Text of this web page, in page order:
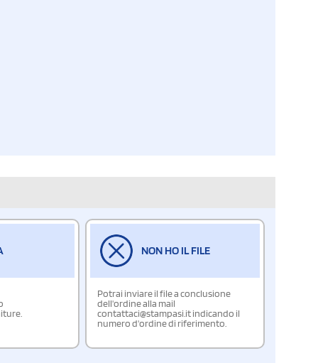
NON HO IL FILE
Potrai inviare il file a conclusione
dell'ordine alla mail
contattaci@stampasi.it indicando il
numero d'ordine di riferimento.